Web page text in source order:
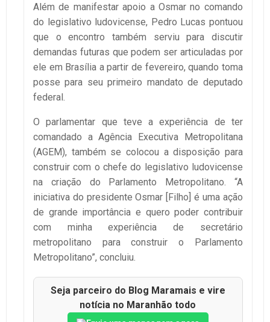
Além de manifestar apoio a Osmar no comando
do legislativo ludovicense, Pedro Lucas pontuou
que o encontro também serviu para discutir
demandas futuras que podem ser articuladas por
ele em Brasília a partir de fevereiro, quando toma
posse para seu primeiro mandato de deputado
federal.
O parlamentar que teve a experiência de ter
comandado a Agência Executiva Metropolitana
(AGEM), também se colocou a disposição para
construir com o chefe do legislativo ludovicense
na criação do Parlamento Metropolitano. “A
iniciativa do presidente Osmar [Filho] é uma ação
de grande importância e quero poder contribuir
com minha experiência de secretário
metropolitano para construir o Parlamento
Metropolitano”, concluiu.
Seja parceiro do Blog Maramais e vire
notícia no Maranhão todo